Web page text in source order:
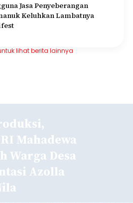
Jasa Penyeberangan
Keluhkan Lambatnya
lihat berita lainnya
Mahadewa
Warga Desa
Azolla